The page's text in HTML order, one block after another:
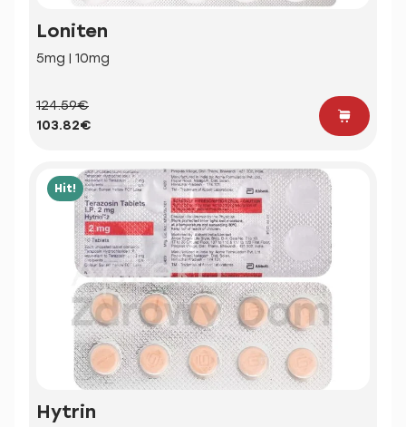
Loniten
5mg | 10mg
124.59€
103.82€
Hit!
Hytrin